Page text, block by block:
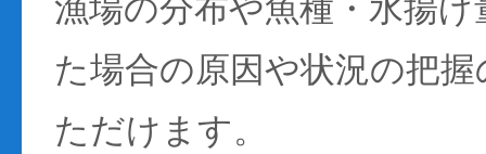
漁場の分布や魚種・水揚
た場合の原因や状況の把
ただけます。